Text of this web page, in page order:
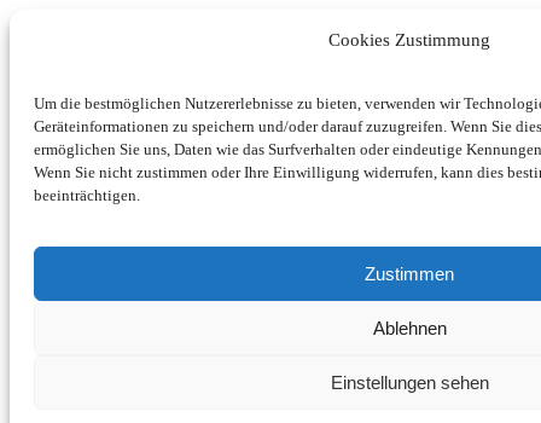
Cookies Zustimmung
Um die bestmöglichen Nutzererlebnisse zu bieten, verwenden wir
Geräteinformationen zu speichern und/oder darauf zuzugreifen. Wenn Sie
ermöglichen Sie uns, Daten wie das Surfverhalten oder eindeutige
Wenn Sie nicht zustimmen oder Ihre Einwilligung widerrufen, kann dies
beeinträchtigen.
Zustimmen
Ablehnen
Einstellungen sehen